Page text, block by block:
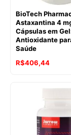
BioTech
Astaxantina 4
Cápsulas em
Antioxidante
Saúde
R$406,44